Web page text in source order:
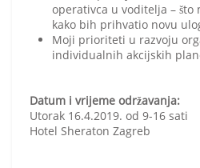
operativca u voditelja –
kako bih prihvatio novu
Moji prioriteti u razvoju
individualnih akcijskih
Datum i vrijeme održavanja:
Utorak 16.4.2019. od 9-16 sati
Hotel Sheraton Zagreb